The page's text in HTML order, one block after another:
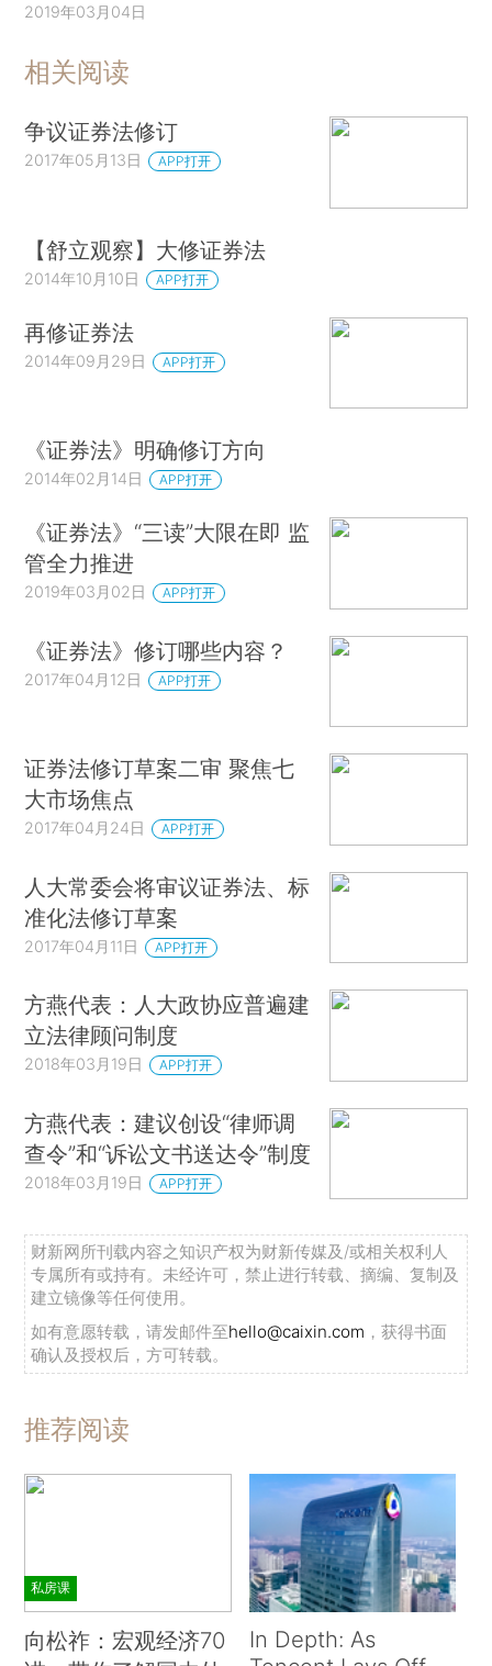
2019年03月04日
相关阅读
争议证券法修订
2017年05月13日 APP打开
【舒立观察】大修证券法
2014年10月10日 APP打开
再修证券法
2014年09月29日 APP打开
《证券法》明确修订方向
2014年02月14日 APP打开
《证券法》“三读”大限在即 监
管全力推进
2019年03月02日 APP打开
《证券法》修订哪些内容？
2017年04月12日 APP打开
证券法修订草案二审 聚焦七
大市场焦点
2017年04月24日 APP打开
人大常委会将审议证券法、标
准化法修订草案
2017年04月11日 APP打开
方燕代表：人大政协应普遍建
立法律顾问制度
2018年03月19日 APP打开
方燕代表：建议创设“律师调
查令”和“诉讼文书送达令”制度
2018年03月19日 APP打开
财新网所刊载内容之知识产权为财新传媒及/或相关权利人
专属所有或持有。未经许可，禁止进行转载、摘编、复制及
建立镜像等任何使用。
如有意愿转载，请发邮件至hello@caixin.com ，获得书面
确认及授权后，方可转载。
推荐阅读
私房课
向松祚：宏观经济70
In Depth: As